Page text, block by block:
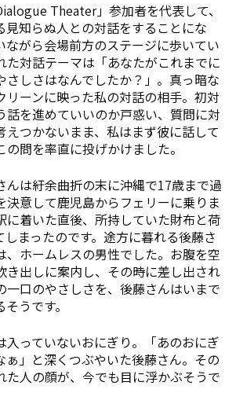
Theater」参加者を代表して、
見知らぬ人との対話をすることにな
ながら会場前方のステージに歩いてい
た対話テーマは「あなたがこれまでに
さしさはなんでしたか？」。真っ暗な
リーンに映った私の対話の相手。初対
話を進めていいのか戸惑い、質問に対
えつかないまま、私はまず彼に話して
問を率直に投げかけました。
んは紆余曲折の末に沖縄で17歳まで過
決意して鹿児島からフェリーに乗りま
に着いた直後、所持していた財布と荷
まったのです。途方に暮れる後藤さ
、ホームレスの男性でした。お腹を空
き出しに案内し、その時に差し出され
一口のやさしさを、後藤さんはいまで
うです。
入っていないおにぎり。「あのおにぎ
ぁ」と深くつぶやいた後藤さん。その
た人の顔が、今でも目に浮かぶそうで